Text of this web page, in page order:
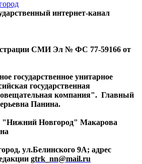
интернет-канал
СМИ Эл № ФС 77-59166 от
государственное унитарное
государственная
компания". Главный
Панина.
"Нижний Новгород" Макарова
ул.Белинского 9А; адрес
gtrk_nn@mail.ru